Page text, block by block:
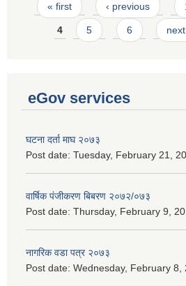
Pages
« first ‹ previous
4 5 6 next
eGov services
घटना दर्ता माघ २०७३
Post date: Tuesday, February 21,
वार्षिक पंजीकरण बिबरण २०७२/०७३
Post date: Thursday, February 9,
नागरिक वडा पत्र २०७३
Post date: Wednesday, February 8,